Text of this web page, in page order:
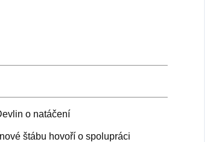
o natáčení
štábu hovoří o spolupráci